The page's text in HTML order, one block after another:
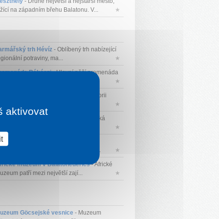
na západním břehu Balatonu. V...
★
trh Hévíz- Oblíbený trh nabízející
potraviny, ma...
★
Rákóczi- Hlavní pěší promenáda
★
- Muzeum mapující historii
★
- Historická lázeňská
★
Montanara Pizzeria & Restaurant
italská restaurace v centru H...
★
muzeum v Balatonederics- Africké
patří mezi největší zají...
★
Göcsejské vesnice- Muzeum
aktivovat